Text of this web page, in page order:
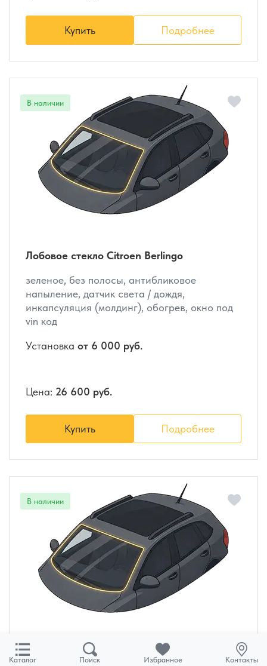
Каталог Поиск Избранное Контакты
Купить Подробнее
Лобовое стекло Citroen Berlingo
зеленое, без полосы, антибликовое
напыление, датчик света / дождя,
инкапсуляция (молдинг), обогрев, окно под
vin код
Установка от 6 000 руб.
Цена: 26 600 руб.
Купить Подробнее
Лобовое стекло Citroen Berlingo